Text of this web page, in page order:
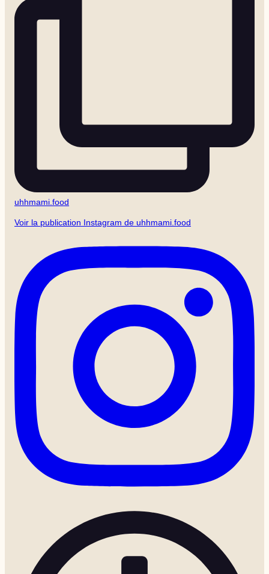
uhhmami.food
Voir la publication Instagram de uhhmami.food